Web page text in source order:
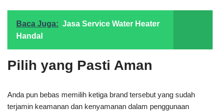
Baca Juga: Jasa Service Water Heater
Handal
Pilih yang Pasti Aman
Anda pun bebas memilih ketiga brand tersebut yang sudah
terjamin keamanan dan kenyamanan dalam penggunaan